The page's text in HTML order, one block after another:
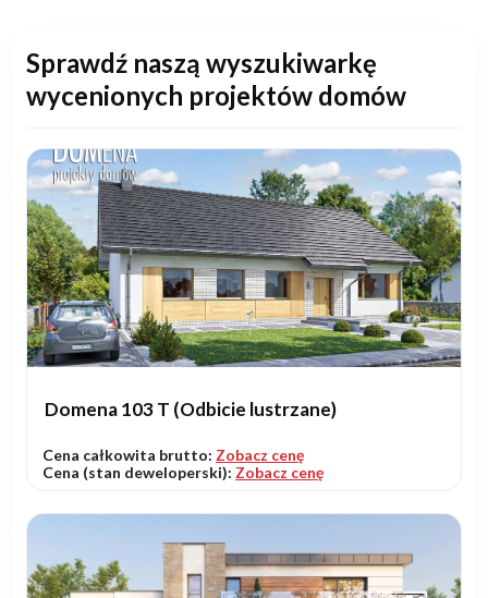
Sprawdź naszą wyszukiwarkę
wycenionych projektów domów
Domena 103 T (Odbicie lustrzane)
Cena całkowita brutto: Zobacz cenę
Cena (stan deweloperski): Zobacz cenę